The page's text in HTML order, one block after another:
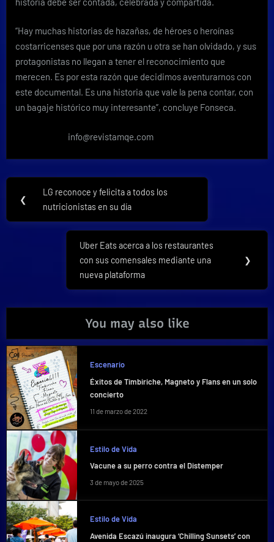
“Hay muchas historias de hazañas, de héroes o heroínas
costarricenses que por una razón u otra se han olvidado, y sus
protagonistas no llegan a tener el reconocimiento que
merecen. Es por esta razón que decidimos aventurarnos con
este documental. Es una historia que vale la pena contar, con
un bagaje histórico muy interesante”, concluye Fonseca.
info@revistamqe.com
Navegación
de
entradas
❮
Previous
Post:
LG reconoce y felicita a todos los
nutricionistas en su día
Next
Post:
Uber Eats acerca a los restaurantes
con sus comensales mediante una
nueva plataforma
❯
You may also like
Escenario
Éxitos de Timbiriche, Magneto y Flans en un solo
concierto
11 de marzo de 2022
Estilo de Vida
Vacune a su perro contra el Distemper
3 de mayo de 2025
Estilo de Vida
Avenida Escazú inaugura ‘Chilling Sunsets’ con